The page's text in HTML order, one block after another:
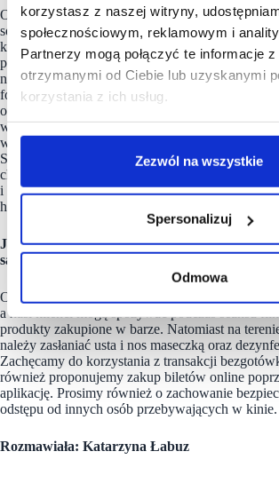
korzystasz z naszej witryny,
społecznościowym, reklamowym i
Partnerzy mogą połączyć te informacje
otrzymanymi od Ciebie lub uzyskanymi
korzystania z ich usług.
Zezwól na wszystkie
Spersonalizuj
Odmowa
Od lat blisko współpracujemy z galeriami
sobie cenimy ich wsparcie – zaczynając od
komunikacyjnych, na przykład w social mediach,
przez materiały informacyjne na ich terenie, a
na inwestowaniu galerii na przykład w
fotele Super VIP. Wsparcie w tym ostatnim
otrzymaliśmy między innymi właśnie w otwartym
w Gemini Park w Tychach, a we wcześniejszych
w warszawskiej Galerii Młociny oraz w
Stary Browar i Malta. Kina z rozkładanymi
chcemy sukcesywnie wprowadzać w kolejnych
i liczymy na zaangażowanie w tym zakresie ze
handlowych.
Jakie obostrzenia obowiązują teraz w
są limity? Czy widzowie mogą jeść i pić?
Od 1 marca br. na salach kinowych nie
a nasi klienci mogą spożywać podczas seansu
produkty zakupione w barze. Natomiast na
należy zasłaniać usta i nos maseczką oraz
Zachęcamy do korzystania z transakcji
również proponujemy zakup biletów online
aplikację. Prosimy również o zachowanie
odstępu od innych osób przebywających w kinie.
Rozmawiała: Katarzyna Łabuz